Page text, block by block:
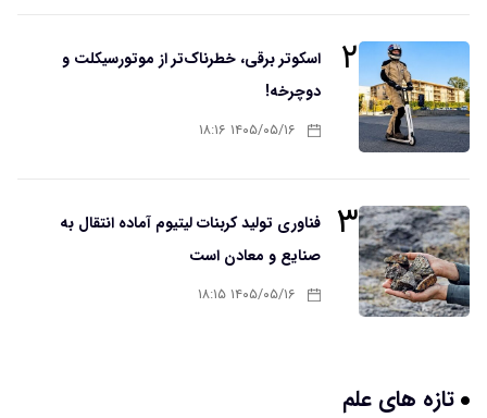
۲
اسکوتر برقی، خطرناک‌تر از موتورسیکلت و
دوچرخه!
۱۴۰۵/۰۵/۱۶ ۱۸:۱۶
۳
فناوری تولید کربنات لیتیوم آماده انتقال به
صنایع و معادن است
۱۴۰۵/۰۵/۱۶ ۱۸:۱۵
تازه های علم